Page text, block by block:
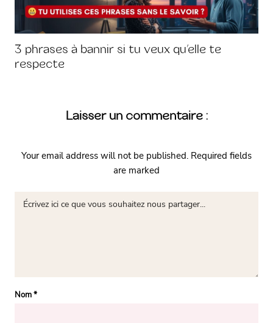
3 phrases à bannir si tu veux qu’elle te
respecte
Laisser un commentaire :
Your email address will not be published. Required fields
are marked
Nom*